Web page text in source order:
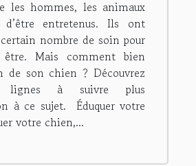
les hommes, les animaux
entretenus. Ils ont
nombre de soin pour
être. Mais comment bien
de son chien ? Découvrez
lignes à suivre plus
à ce sujet. Éduquer votre
votre chien,...